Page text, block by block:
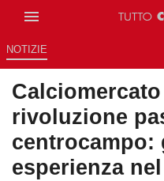
NOTIZIE
rivoluzione
centrocampo:
esperienza